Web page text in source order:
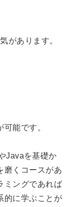
があります。
能です。
Javaを基礎か
磨くコースがあ
ミングであれば
的に学ぶことが